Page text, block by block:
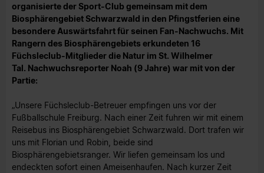
organisierte der Sport-Club gemeinsam mit dem
Biosphärengebiet Schwarzwald in den Pfingstferien eine
besondere Auswärtsfahrt für seinen Fan-Nachwuchs. Mit
Rangern des Biosphärengebiets erkundeten 16
Füchsleclub-Mitglieder die Natur im St. Wilhelmer
Tal. Nachwuchsreporter Noah (9 Jahre) war mit von der
Partie:
„Unsere Füchsleclub-Betreuer empfingen uns vor der
Fußballschule Freiburg. Nach einer Zeit fuhren wir mit einem
Reisebus ins Biosphärengebiet Schwarzwald. Dort trafen wir
uns mit Florian und Robin, beide sind
Biosphärengebietsranger. Wir liefen gemeinsam los und
endeckten sofort einen Ameisenhaufen. Nach kurzer Zeit